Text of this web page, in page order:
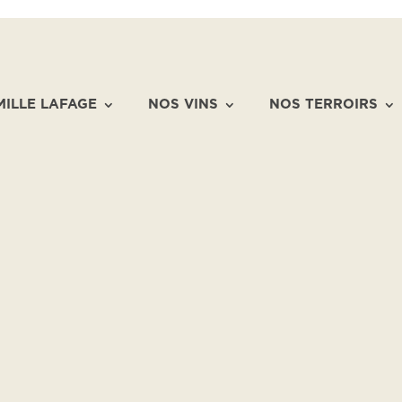
LAFAGE NOS VINS NOS TERROIRS